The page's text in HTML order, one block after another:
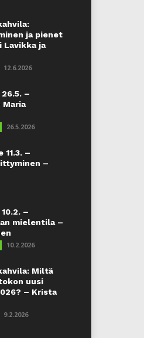
ja pienet
Lavikka ja
12.6.2026
–
Maria
26.5.2026
–
–
–
mielentila –
10.2.2026
Miltä
uusi
– Krista
9.2.2026